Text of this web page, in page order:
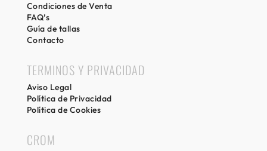
Condiciones de Venta
FAQ’s
Guía de tallas
Contacto
TERMINOS Y PRIVACIDAD
Aviso Legal
Política de Privacidad
Política de Cookies
CROM